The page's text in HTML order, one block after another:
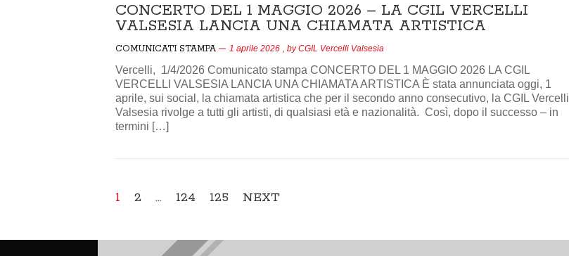
CONCERTO DEL 1 MAGGIO 2026 – LA CGIL VERCELLI
VALSESIA LANCIA UNA CHIAMATA ARTISTICA
COMUNICATI STAMPA 1 aprile 2026 , byCGIL Vercelli Valsesia
Vercelli, 1/4/2026 Comunicato stampa CONCERTO DEL 1 MAGGIO 2026 LA CGIL
VERCELLI VALSESIA LANCIA UNA CHIAMATA ARTISTICA È stata annunciata oggi, 1
aprile, sui social, la chiamata artistica che per il secondo anno consecutivo, la CGIL Vercelli
Valsesia rivolge a tutti gli artisti, di qualsiasi età e nazionalità. Così, dopo il successo – in
termini […]
1 2 … 124 125 NEXT